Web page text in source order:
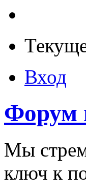
Вход
Форум
Мы
ключ к